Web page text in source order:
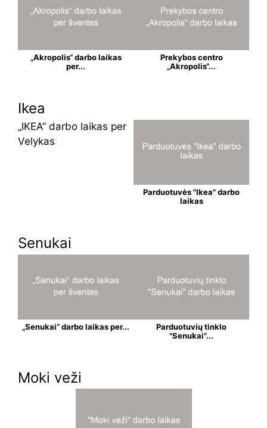
„Akropolis“ darbo laikas
per...
Prekybos centro
„Akropolis“...
Ikea
„IKEA“ darbo laikas per
Velykas
Parduotuvės "Ikea" darbo
laikas
Senukai
„Senukai“ darbo laikas per...
Parduotuvių tinklo
"Senukai"...
Moki veži